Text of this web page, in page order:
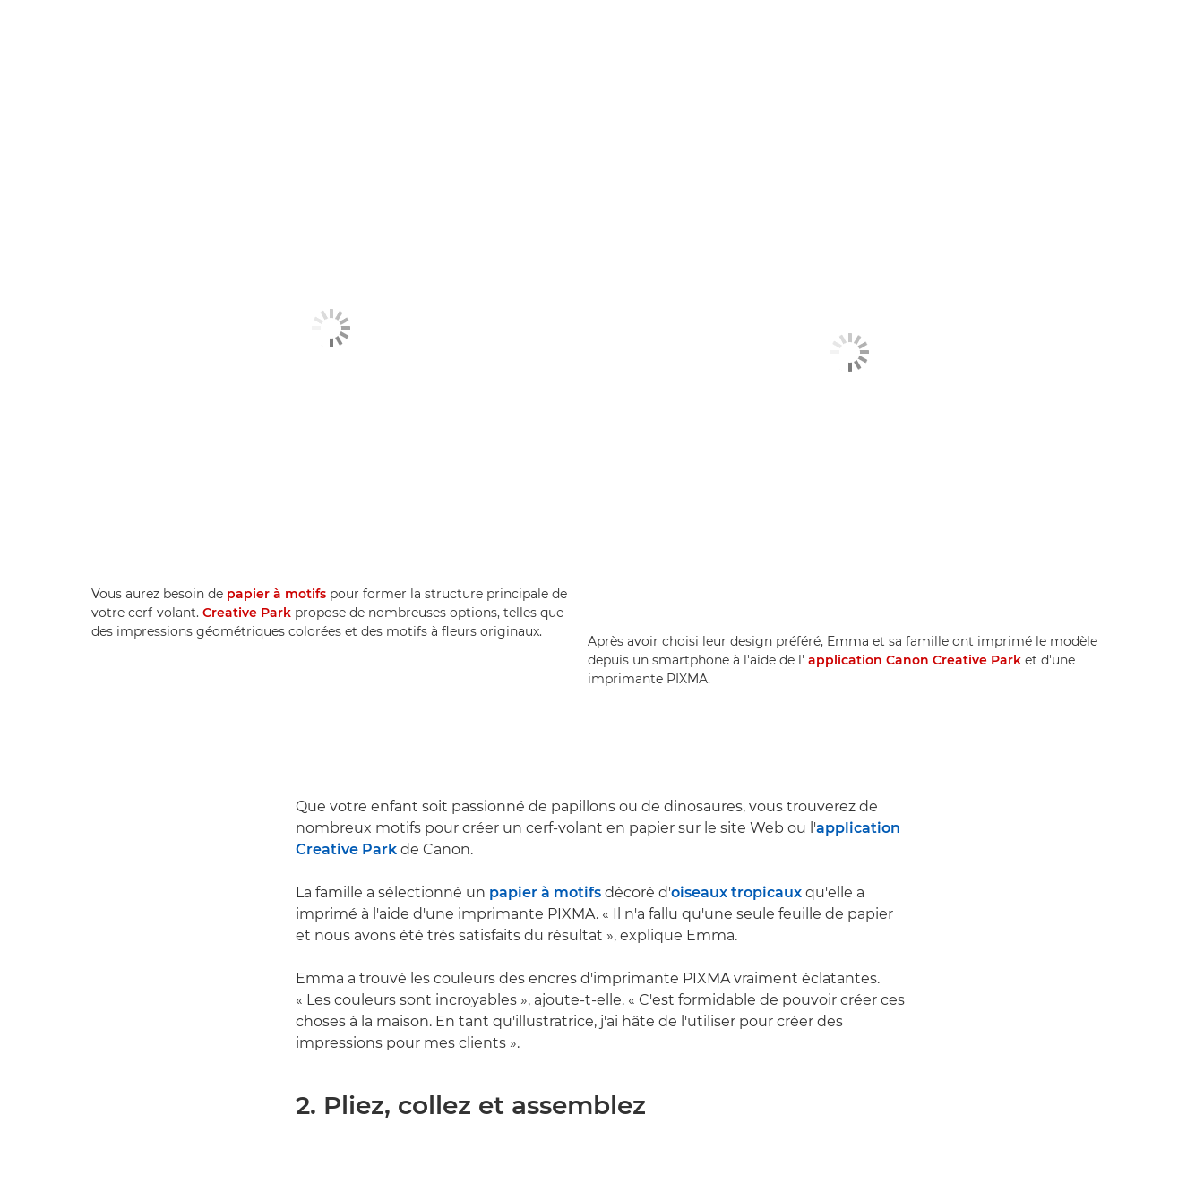
Vous aurez besoin de papier à motifs pour former la structure principale de
votre cerf-volant. Creative Park propose de nombreuses options, telles que
des impressions géométriques colorées et des motifs à fleurs originaux.
Après avoir choisi leur design préféré, Emma et sa famille ont imprimé le modèle
depuis un smartphone à l'aide de l' application Canon Creative Parket d'une
imprimante PIXMA.
Que votre enfant soit passionné de papillons ou de dinosaures, vous trouverez de
nombreux motifs pour créer un cerf-volant en papier sur le site Web ou l'application
Creative Park de Canon.
La famille a sélectionné un papier à motifs décoré d'oiseaux tropicaux qu'elle a
imprimé à l'aide d'une imprimante PIXMA. « Il n'a fallu qu'une seule feuille de papier
et nous avons été très satisfaits du résultat », explique Emma.
Emma a trouvé les couleurs des encres d'imprimante PIXMA vraiment éclatantes.
« Les couleurs sont incroyables », ajoute-t-elle. « C'est formidable de pouvoir créer ces
choses à la maison. En tant qu'illustratrice, j'ai hâte de l'utiliser pour créer des
impressions pour mes clients ».
2. Pliez, collez et assemblez